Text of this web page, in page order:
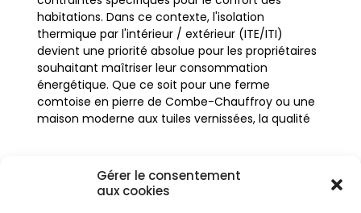
Gérer le consentement
aux cookies
habitations. Dans ce contexte, l'isolation
thermique par l'intérieur / extérieur (ITE/ITI)
devient une priorité absolue pour les propriétaires
souhaitant maîtriser leur consommation
énergétique. Que ce soit pour une ferme
comtoise en pierre de Combe-Chauffroy ou une
maison moderne aux tuiles vernissées, la qualité